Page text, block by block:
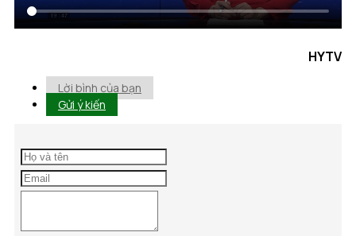
HYTV
Lời bình của bạn
Gửi ý kiến